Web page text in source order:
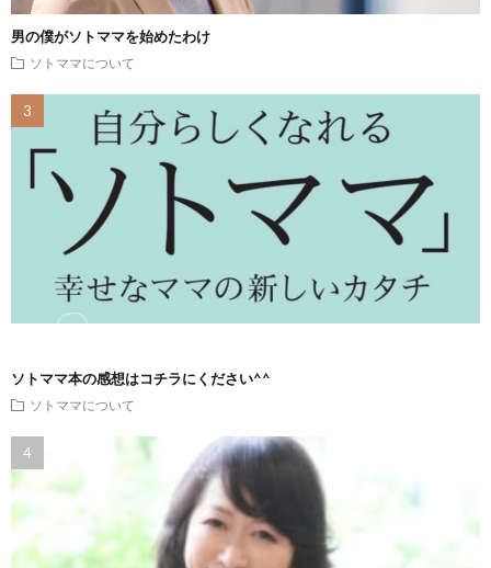
男の僕がソトママを始めたわけ
ソトママについて
ソトママ本の感想はコチラにください^^
ソトママについて